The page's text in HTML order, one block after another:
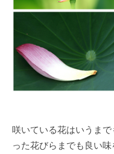
咲いている花はいうま
った花びらまでも良い